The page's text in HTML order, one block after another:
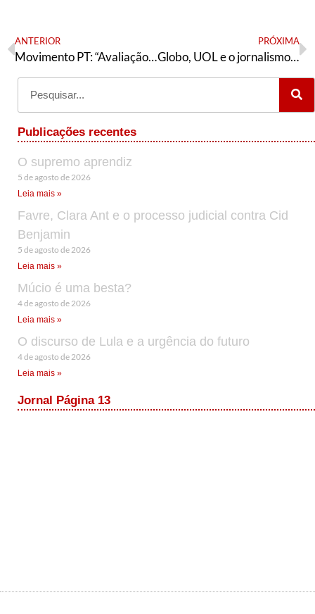
ANTERIOR
Movimento PT: “Avaliação sobre as eleições 2020”
PRÓXIMA
Globo, UOL e o jornalismo de plantação
Publicações recentes
O supremo aprendiz
5 de agosto de 2026
Leia mais »
Favre, Clara Ant e o processo judicial contra Cid
Benjamin
5 de agosto de 2026
Leia mais »
Múcio é uma besta?
4 de agosto de 2026
Leia mais »
O discurso de Lula e a urgência do futuro
4 de agosto de 2026
Leia mais »
Jornal Página 13